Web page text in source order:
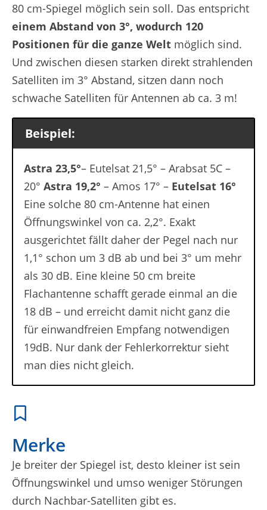
80 cm-Spiegel möglich sein soll. Das entspricht
einem Abstand von 3°, wodurch 120
Positionen für die ganze Welt möglich sind.
Und zwischen diesen starken direkt strahlenden
Satelliten im 3° Abstand, sitzen dann noch
schwache Satelliten für Antennen ab ca. 3 m!
Beispiel:
Astra 23,5°– Eutelsat 21,5° – Arabsat 5C –
20° Astra 19,2° – Amos 17° – Eutelsat 16°
Eine solche 80 cm-Antenne hat einen
Öffnungswinkel von ca. 2,2°. Exakt
ausgerichtet fällt daher der Pegel nach nur
1,1° schon um 3 dB ab und bei 3° um mehr
als 30 dB. Eine kleine 50 cm breite
Flachantenne schafft gerade einmal an die
18 dB – und erreicht damit nicht ganz die
für einwandfreien Empfang notwendigen
19dB. Nur dank der Fehlerkorrektur sieht
man dies nicht gleich.
Merke
Je breiter der Spiegel ist, desto kleiner ist sein
Öffnungswinkel und umso weniger Störungen
durch Nachbar-Satelliten gibt es.